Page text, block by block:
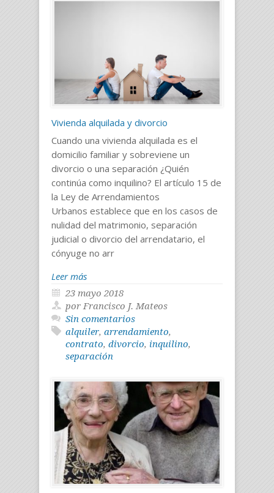
Vivienda alquilada y divorcio
Cuando una vivienda alquilada es el
domicilio familiar y sobreviene un
divorcio o una separación ¿Quién
continúa como inquilino? El artículo 15 de
la Ley de Arrendamientos
Urbanos establece que en los casos de
nulidad del matrimonio, separación
judicial o divorcio del arrendatario, el
cónyuge no arr
Leer más
23 mayo 2018
por Francisco J. Mateos
Sin comentarios
alquiler, arrendamiento,
contrato, divorcio, inquilino,
separación